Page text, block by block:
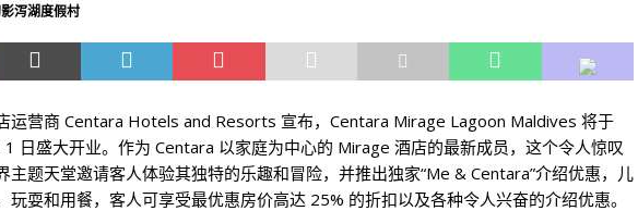
泻湖度假村
运营商 Centara Hotels and Resorts 宣布，Centara Mirage Lagoon Maldives 将于
日盛大开业。作为 Centara 以家庭为中心的 Mirage 酒店的最新成员，这个令人惊叹
主题天堂邀请客人体验其独特的乐趣和冒险，并推出独家“Me & Centara”介绍优惠，儿
玩耍和用餐，客人可享受最优惠房价高达 25% 的折扣以及各种令人兴奋的介绍优惠。